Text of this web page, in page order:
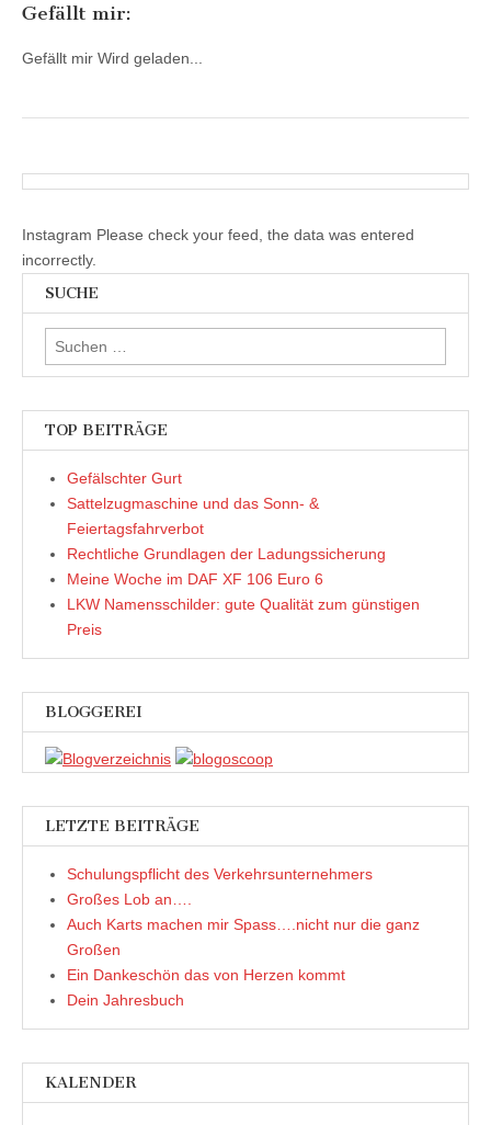
Gefällt mir:
Gefällt mir Wird geladen...
Instagram Please check your feed, the data was entered
incorrectly.
SUCHE
Suchen
nach:
TOP BEITRÄGE
Gefälschter Gurt
Sattelzugmaschine und das Sonn- &
Feiertagsfahrverbot
Rechtliche Grundlagen der Ladungssicherung
Meine Woche im DAF XF 106 Euro 6
LKW Namensschilder: gute Qualität zum günstigen
Preis
BLOGGEREI
LETZTE BEITRÄGE
Schulungspflicht des Verkehrsunternehmers
Großes Lob an….
Auch Karts machen mir Spass….nicht nur die ganz
Großen
Ein Dankeschön das von Herzen kommt
Dein Jahresbuch
KALENDER